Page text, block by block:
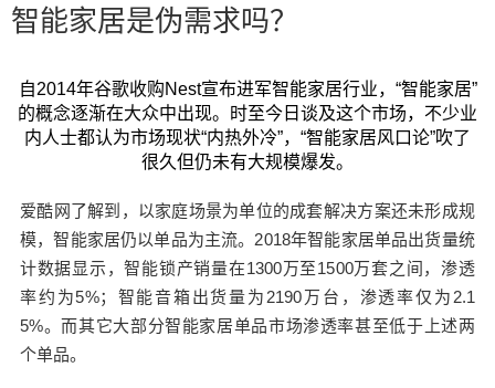
智能家居是伪需求吗？
自2014年谷歌收购Nest宣布进军智能家居行业，“智能家居”
的概念逐渐在大众中出现。时至今日谈及这个市场，不少业
内人士都认为市场现状“内热外冷”，“智能家居风口论”吹了
很久但仍未有大规模爆发。
爱酷网了解到，以家庭场景为单位的成套解决方案还未形成规
模，智能家居仍以单品为主流。 2018年智能家居单品出货量统
计数据显示，智能锁产销量在1300万至1500万套之间，渗透
率约为5%；
智能音箱出货量为2190万台，渗透率仅为2.1
5%。而其它大部分智能家居单品市场渗透率甚至低于上述两
个单品。
智能家居是伪需求吗？
能家居”的概念逐渐在大众中出现。时至今日谈及这
个市场，不少业内人士都认为市场现状“内热外冷”，
“智能家居风口论”吹了很久但仍未有大规模爆发。
爱酷网了解到，以家庭场景为单位的成套解决方案
还未形成规模，智能家居仍以单品为主流。2018年
智能家居单品出货量统计数据显示，智能锁产销量